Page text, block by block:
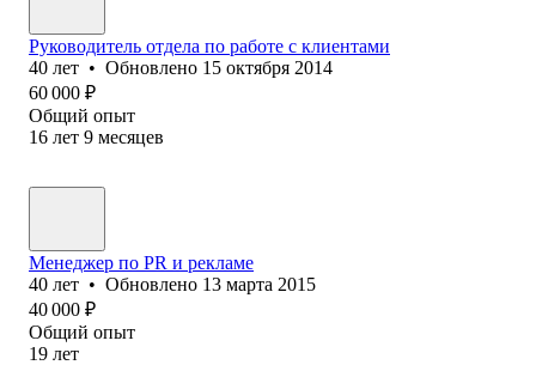
Руководитель отдела по работе с клиентами
40 лет • Обновлено 15 октября 2014
60 000 ₽
Общий опыт
16 лет 9 месяцев
Менеджер по PR и рекламе
40 лет • Обновлено 13 марта 2015
40 000 ₽
Общий опыт
19 лет